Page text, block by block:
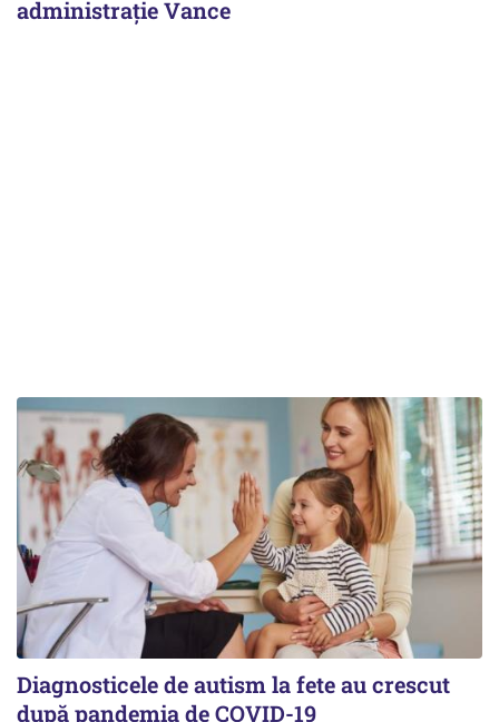
administrație Vance
Diagnosticele de autism la fete au crescut
după pandemia de COVID-19